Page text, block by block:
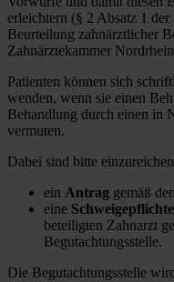
erleichtern (§ 2 Absatz 1
Beurteilung zahnärztlicher
Zahnärztekammer
Patienten können sich
wenden, wenn sie einen
Behandlung durch einen in
vermuten.
Dabei sind bitte
ein Antrag gemäß
eine
beteiligten Zahnarzt
Begutachtungsstelle.
Die Begutachtungsstelle